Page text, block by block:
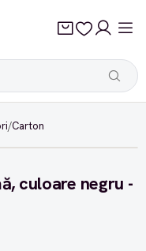
/Carton
culoare negru -